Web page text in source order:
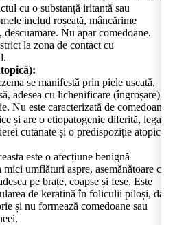
cu o substanță iritantă sau
includ roșeață, mâncărime
descuamare. Nu apar comedoane.
la zona de contact cu
se manifestă prin piele uscată,
adesea cu lichenificare (îngroșare)
Nu este caracterizată de comedoane
și are o etiopatogenie diferită, legată
cutanate și o predispoziție atopică.
este o afecțiune benignă
umflături aspre, asemănătoare cu
pe brațe, coapse și fese. Este
de keratină în foliculii piloși, dar
și nu formează comedoane sau